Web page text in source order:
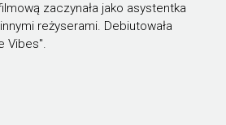
zaczynała jako asystentka
reżyserami. Debiutowała
Vibes".